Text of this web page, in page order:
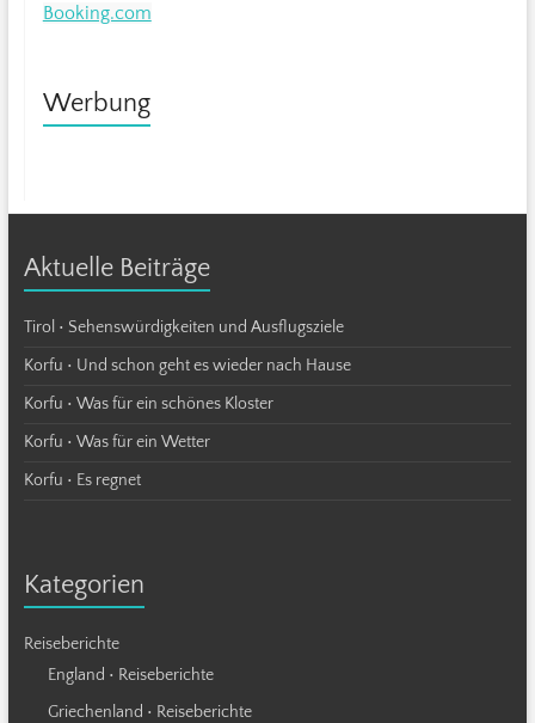
Booking.com
Werbung
Aktuelle Beiträge
Tirol • Sehenswürdigkeiten und Ausflugsziele
Korfu • Und schon geht es wieder nach Hause
Korfu • Was für ein schönes Kloster
Korfu • Was für ein Wetter
Korfu • Es regnet
Kategorien
Reiseberichte
England • Reiseberichte
Griechenland • Reiseberichte